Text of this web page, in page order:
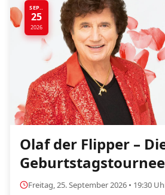
SEP..
25
2026
Olaf der Flipper –
Freitag, 25. September 2026 • 19:30